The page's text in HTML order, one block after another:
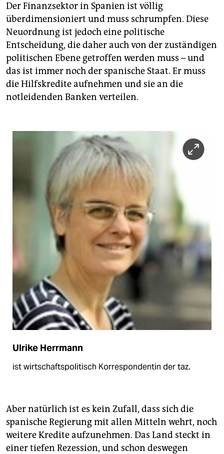
Der Finanzsektor in Spanien ist völlig
überdimensioniert und muss schrumpfen. Diese
Neuordnung ist jedoch eine politische
Entscheidung, die daher auch von der zuständigen
politischen Ebene getroffen werden muss – und
das ist immer noch der spanische Staat. Er muss
die Hilfskredite aufnehmen und sie an die
notleidenden Banken verteilen.
Ulrike Herrmann
ist wirtschaftspolitisch Korrespondentin der taz.
Aber natürlich ist es kein Zufall, dass sich die
spanische Regierung mit allen Mitteln wehrt, noch
weitere Kredite aufzunehmen. Das Land steckt in
einer tiefen Rezession, und schon deswegen